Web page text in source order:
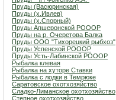
Пруды (Васюринская)
Пруды (х.Ивлев)
Пруды (х.Спорный)
Пруды Апшеронской РОООР
Пруды на р. Очеретова Балка
Пруды ООО "Тихорецкий рыбхоз"
Пруды Успенской РОООР
Пруды Усть-Лабинской РОООР
Рыбалка клевая
Рыбалка на хуторе Ставки
Рыбалка с лодки в Темрюке
Саратовское охотхозяйство
Сладко-Лиманское охотхозяйство
Степное охотхозяйство